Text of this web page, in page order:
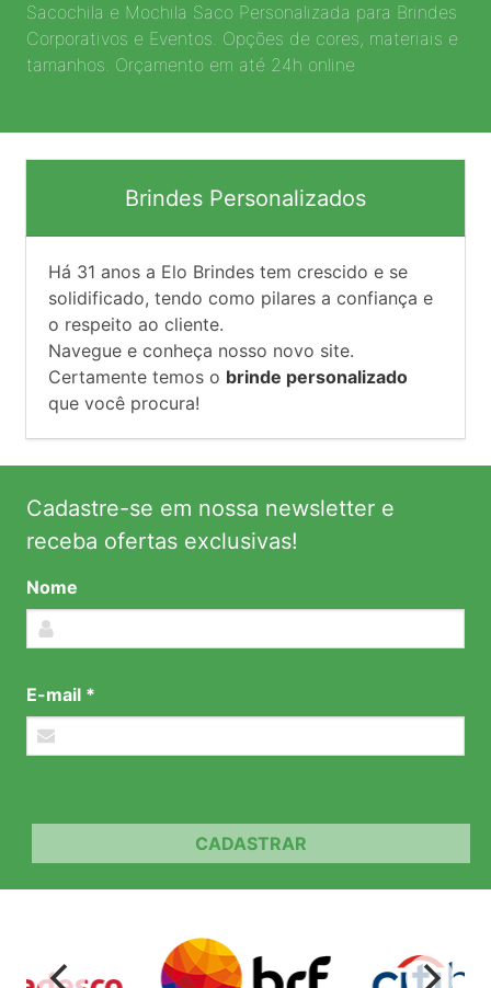
Sacochila e Mochila Saco Personalizada para Brindes
Corporativos e Eventos. Opções de cores, materiais e
tamanhos. Orçamento em até 24h online
Brindes Personalizados
Há 31 anos a Elo Brindes tem crescido e se
solidificado, tendo como pilares a confiança e
o respeito ao cliente.
Navegue e conheça nosso novo site.
Certamente temos o brinde personalizado
que você procura!
Cadastre-se em nossa newsletter e
receba ofertas exclusivas!
Nome
E-mail *
CADASTRAR